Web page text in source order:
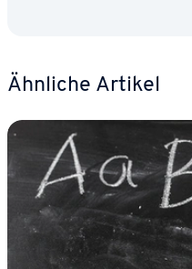
Ähnliche Artikel